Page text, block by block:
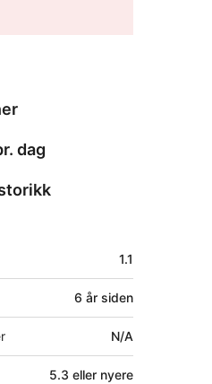
dag
1.1
6 år siden
N/A
5.3 eller nyere